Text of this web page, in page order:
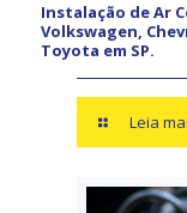
Instalação de Ar
Volkswagen,
Toyota em SP.
Leia